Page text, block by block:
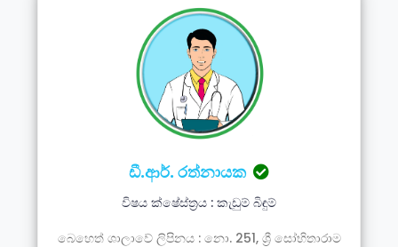
ඩී.ආර්. රත්නායක
විෂය ක්ෂේස්ත්‍රය : කැඩුම් බිඳුම්
බෙහෙත් ශාලාවේ ලිපිනය : නො. 251, ශ්‍රී සෝභිතාරාම